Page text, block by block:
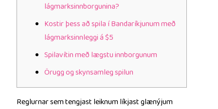
lágmarksinnborgunina?
Kostir þess að spila í Bandaríkjunum með
lágmarksinnleggi á $5
Spilavítin með lægstu innborgunum
Örugg og skynsamleg spilun
Reglurnar sem tengjast leiknum líkjast glænýjum